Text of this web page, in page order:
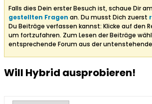
Falls dies Dein erster Besuch ist, schaue Dir
gestellten Fragen an. Du musst Dich zuerst
Du Beiträge verfassen kannst: Klicke auf den
um fortzufahren. Zum Lesen der Beiträge
entsprechende Forum aus der
Will Hybrid ausprobieren!